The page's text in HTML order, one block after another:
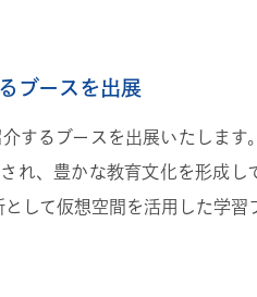
ブースを出展
するブースを出展いたします
れ、豊かな教育文化を形成し
して仮想空間を活用した学習